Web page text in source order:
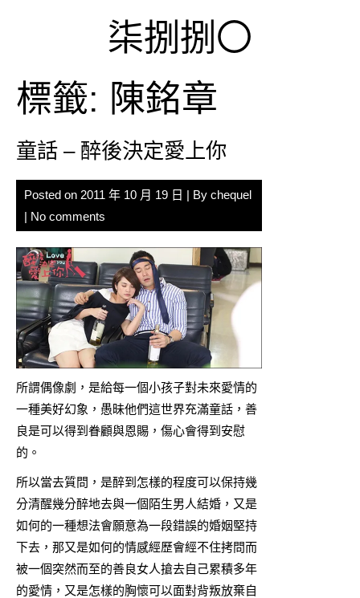
柒捌捌〇
標籤: 陳銘章
童話 – 醉後決定愛上你
Posted on 2011 年 10 月 19 日 | By chequel
| No comments
所謂偶像劇，是給每一個小孩子對未來愛情的
一種美好幻象，愚昧他們這世界充滿童話，善
良是可以得到眷顧與恩賜，傷心會得到安慰
的。
所以當去質問，是醉到怎樣的程度可以保持幾
分清醒幾分醉地去與一個陌生男人結婚，又是
如何的一種想法會願意為一段錯誤的婚姻堅持
下去，那又是如何的情感經歷會經不住拷問而
被一個突然而至的善良女人搶去自己累積多年
的愛情，又是怎樣的胸懷可以面對背叛放棄自